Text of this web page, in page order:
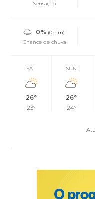
Sensação
0% (0mm)
Chance de chuva
SAT
26°
23°
SUN
26°
24°